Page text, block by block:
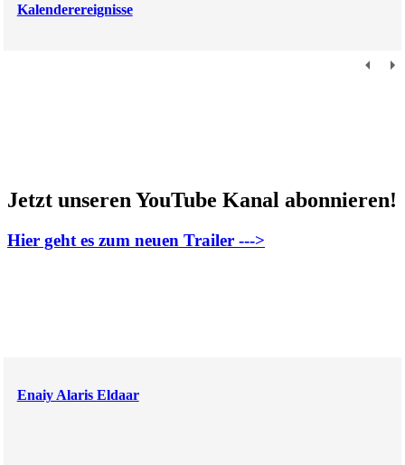
Kalenderereignisse
Jetzt unseren YouTube Kanal abonnieren!
Hier geht es zum neuen Trailer --->
Enaiy Alaris Eldaar